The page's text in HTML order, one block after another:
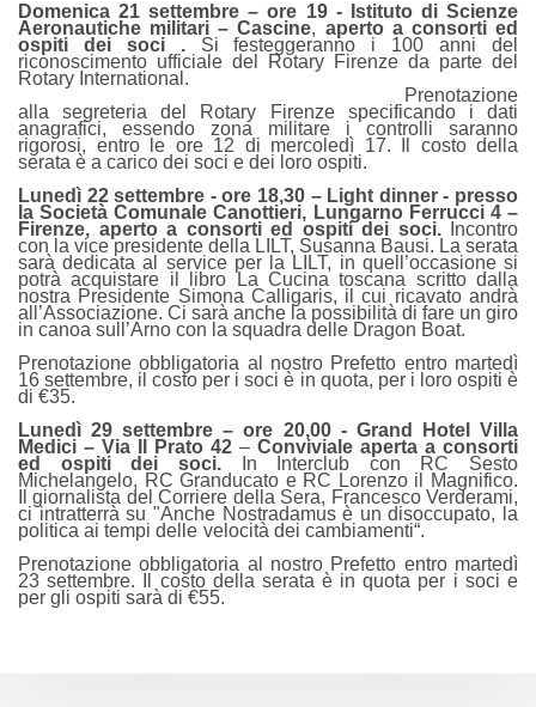
Domenica 21 settembre – ore 19 - Istituto di Scienze
Aeronautiche militari – Cascine, aperto a consorti ed
ospiti dei soci . Si festeggeranno i 100 anni del
riconoscimento ufficiale del Rotary Firenze da parte del
Rotary International.
Prenotazione
alla segreteria del Rotary Firenze specificando i dati
anagrafici, essendo zona militare i controlli saranno
rigorosi, entro le ore 12 di mercoledì 17. Il costo della
serata è a carico dei soci e dei loro ospiti.
Lunedì 22 settembre - ore 18,30 – Light dinner - presso
la Società Comunale Canottieri, Lungarno Ferrucci 4 –
Firenze, aperto a consorti ed ospiti dei soci.
Incontro
con la vice presidente della LILT, Susanna Bausi. La serata
sarà dedicata al service per la LILT, in quell’occasione si
potrà acquistare il libro La Cucina toscana scritto dalla
nostra Presidente Simona Calligaris, il cui ricavato andrà
all’Associazione. Ci sarà anche la possibilità di fare un giro
in canoa sull’Arno con la squadra delle Dragon Boat.
Prenotazione obbligatoria al nostro Prefetto entro martedì
16 settembre, il costo per i soci è in quota, per i loro ospiti è
di €35.
Lunedì 29 settembre – ore 20,00 - Grand Hotel Villa
Medici – Via Il Prato 42 – Conviviale aperta a consorti
ed ospiti dei soci.In Interclub con RC Sesto
Michelangelo, RC Granducato e RC Lorenzo il Magnifico.
Il giornalista del Corriere della Sera, Francesco Verderami,
ci intratterrà su "Anche Nostradamus è un disoccupato, la
politica ai tempi delle velocità dei cambiamenti“.
Prenotazione obbligatoria al nostro Prefetto entro martedì
23 settembre. Il costo della serata è in quota per i soci e
per gli ospiti sarà di €55.